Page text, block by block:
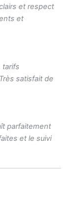
et respect
et
tarifs
satisfait de
parfaitement
et le suivi